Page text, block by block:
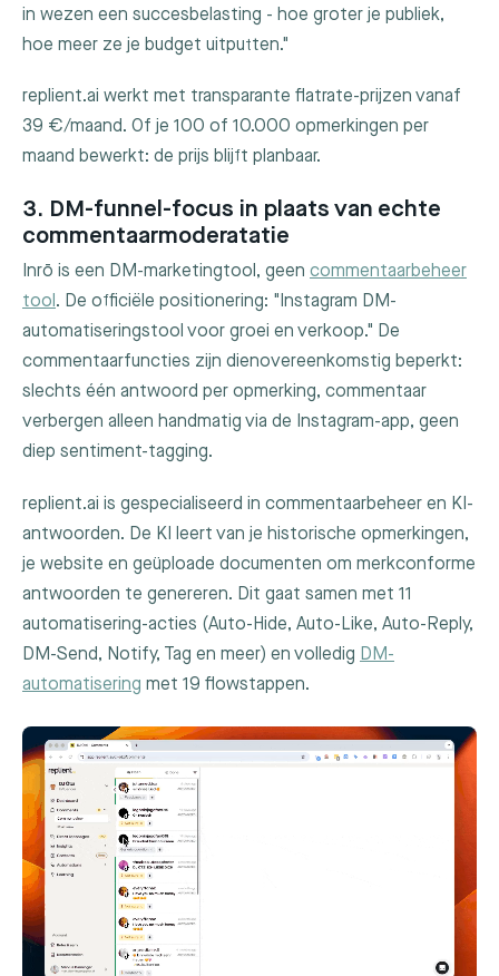
in wezen een succesbelasting - hoe groter je publiek,
hoe meer ze je budget uitputten."
replient.ai werkt met transparante flatrate-prijzen vanaf
39 €/maand. Of je 100 of 10.000 opmerkingen per
maand bewerkt: de prijs blijft planbaar.
3. DM-funnel-focus in plaats van echte
commentaarmoderatatie
Inrō is een DM-marketingtool, geen commentaarbeheer
tool. De officiële positionering: "Instagram DM-
automatiseringstool voor groei en verkoop." De
commentaarfuncties zijn dienovereenkomstig beperkt:
slechts één antwoord per opmerking, commentaar
verbergen alleen handmatig via de Instagram-app, geen
diep sentiment-tagging.
replient.ai is gespecialiseerd in commentaarbeheer en KI-
antwoorden. De KI leert van je historische opmerkingen,
je website en geüploade documenten om merkconforme
antwoorden te genereren. Dit gaat samen met 11
automatisering-acties (Auto-Hide, Auto-Like, Auto-Reply,
DM-Send, Notify, Tag en meer) en volledig DM-
automatisering met 19 flowstappen.